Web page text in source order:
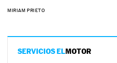
MIRIAM PRIETO
SERVICIOS ELMOTOR